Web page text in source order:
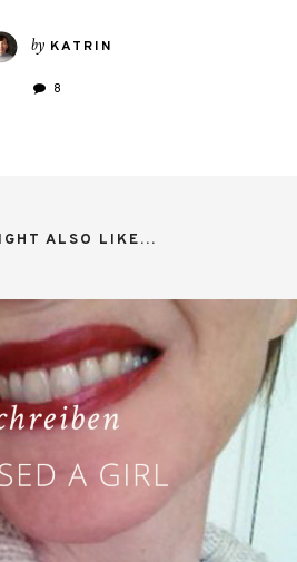
by KATRIN
8
ALSO LIKE...